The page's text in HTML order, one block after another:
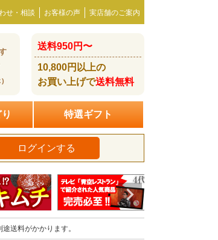
せ・相談 お客様の声 実店舗のご案内
送料950円〜
10,800円以上の
お買い上げで送料無料
特選ギフト
ログインする
送料がかかります。